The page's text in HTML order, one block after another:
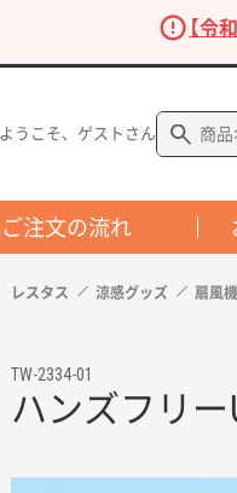
【令
ようこそ、ゲストさん
ご注文の流れ
レスタス 涼感グッズ 扇風機
TW-2334-01
ハンズフリ